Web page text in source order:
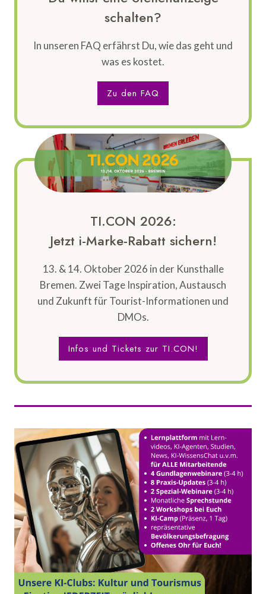
schalten?
In unseren FAQ erfährst Du, wie das geht und
was es kostet.
Zu den FAQ
TI.CON 2026:
Jetzt i-Marke-Rabatt sichern!
13. & 14. Oktober 2026 in der Kunsthalle
Bremen. Zwei Tage Inspiration, Austausch
und Zukunft für Tourist-Informationen und
DMOs.
Infos und Tickets zur TI.CON!